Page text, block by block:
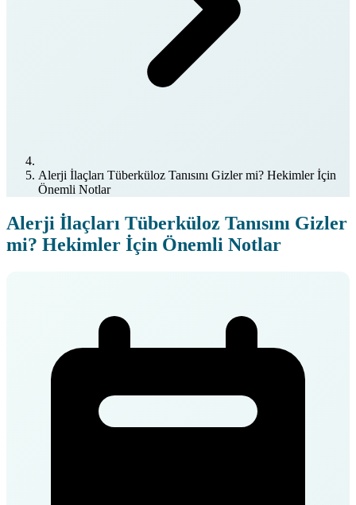
Alerji İlaçları Tüberküloz Tanısını Gizler mi? Hekimler İçin
Önemli Notlar
Alerji İlaçları Tüberküloz Tanısını Gizler
mi? Hekimler İçin Önemli Notlar